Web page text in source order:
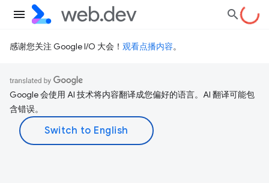
感谢您关注 Google I/O 大会！ 观看点播内容。
Google 会使用 AI 技术将内容翻译成您偏好的语言。AI 翻译可能包
含错误。